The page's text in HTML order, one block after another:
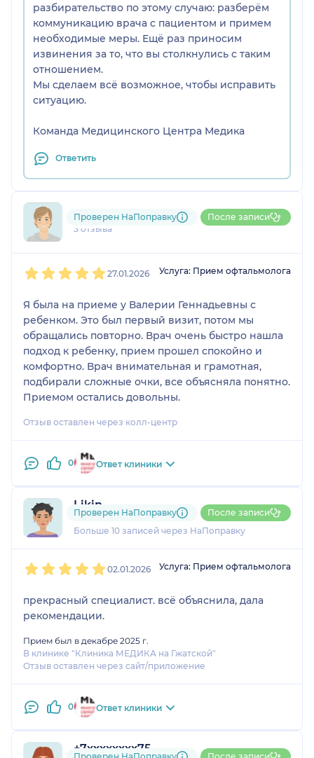
Это было унизительно. Нет оправдания ни такому
уровню профессионализма, ни человеческому
отношению.
Была на приеме в клинике Медика на Гжатской
24.06.2026
разбирательство по этому случаю: разберём
коммуникацию врача с пациентом и примем
необходимые меры. Ещё раз приносим
извинения за то, что вы столкнулись с таким
отношением.
Мы сделаем всё возможное, чтобы исправить
ситуацию.
Команда Медицинского Центра Медика
Ответить
792....@....ru
3 отзыва
Проверен НаПоправку После записи
27.01.2026 Услуга: Прием офтальмолога
Я была на приеме у Валерии Геннадьевны с
ребенком. Это был первый визит, потом мы
обращались повторно. Врач очень быстро нашла
подход к ребенку, прием прошел спокойно и
комфортно. Врач внимательная и грамотная,
подбирали сложные очки, все объясняла понятно.
Приемом остались довольны.
Отзыв оставлен через колл-центр
0 Ответ клиники
Likin
2 отзыва
Больше 10 записей через НаПоправку
Проверен НаПоправку После записи
02.01.2026 Услуга: Прием офтальмолога
прекрасный специалист. всё объяснила, дала
рекомендации.
Прием был в декабре 2025 г.
В клинике "Клиника МЕДИКА на Гжатской"
Отзыв оставлен через сайт/приложение
0 Ответ клиники
+7xxxxxxxx75